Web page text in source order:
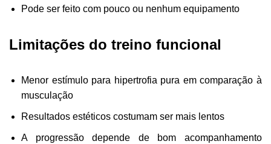
Pode ser feito com pouco ou nenhum equipamento
Limitações do treino funcional
Menor estímulo para hipertrofia pura em comparação à
musculação
Resultados estéticos costumam ser mais lentos
A progressão depende de bom acompanhamento